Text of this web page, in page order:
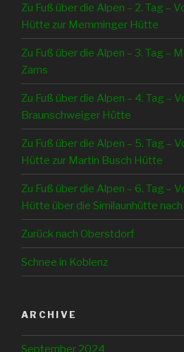
Zu Fuß über die Alpen – 2. Tag –
Hütte zur Memminger Hütte
Zu Fuß über die Alpen – 3. Tag –
Zams
Zu Fuß über die Alpen – 4. Tag –
Braunschweiger Hütte
Zu Fuß über die Alpen – 5. Tag –
Hütte zur Martin Busch Hütte
Zu Fuß über die Alpen – 6. Tag –
Hütte über die Similaunhütte
Zurück nach Oberstdorf
Schnee in Koblenz
ARCHIVE
September 2024